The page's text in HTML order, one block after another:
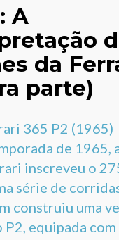
A
da
parte)
365 P2 (1965)
de 1965,
inscreveu o
série de
construiu uma
equipada com